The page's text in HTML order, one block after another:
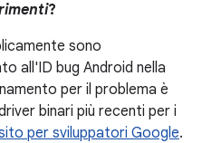
?
sono
all'ID bug Android nella
per il problema è
binari più recenti per i
per sviluppatori Google.